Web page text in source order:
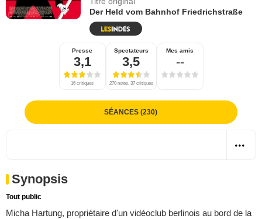
Der Held vom Bahnhof Friedrichstraße
Presse
3,1
16 critiques
Spectateurs
3,5
270 notes, 37 critiques
Mes amis
--
SÉANCES (230)
Synopsis
Tout public
Micha Hartung, propriétaire d'un vidéoclub berlinois au bord de la